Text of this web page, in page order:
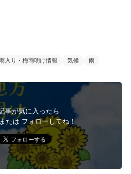
入り・梅雨明け情報 気候 雨
事が気に入ったら
たは フォローしてね！